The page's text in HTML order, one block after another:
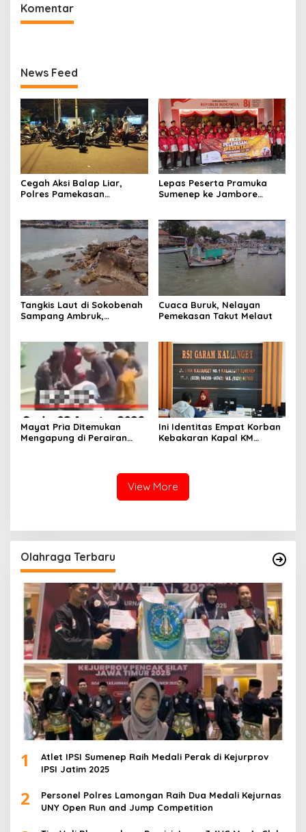
Komentar
News Feed
Cegah Aksi Balap Liar,
Polres Pamekasan
Lepas Peserta Pramuka
Sumenep ke Jambore
Tangkis Laut di Sokobenah
Sampang Ambruk,
Cuaca Buruk, Nelayan
Pemekasan Takut Melaut
Mayat Pria Ditemukan
Mengapung di Perairan
Ini Identitas Empat Korban
Kebakaran Kapal KM
View More
Olahraga Terbaru
1
Atlet IPSI Sumenep Raih Medali Perak di Kejurprov
IPSI Jatim 2025
2
Personel Polres Lamongan Raih Dua Medali Kejurnas
UNY Open Run and Jump Competition